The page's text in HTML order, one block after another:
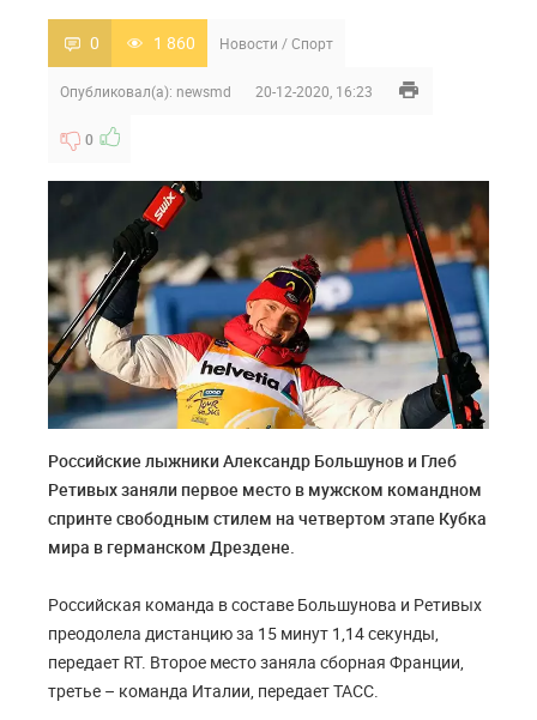
0 1 860 Новости /Спорт
Опубликовал(а): newsmd 20-12-2020, 16:23
0
Российские лыжники Александр Большунов и Глеб
Ретивых заняли первое место в мужском командном
спринте свободным стилем на четвертом этапе Кубка
мира в германском Дрездене.
Российская команда в составе Большунова и Ретивых
преодолела дистанцию за 15 минут 1,14 секунды,
передает RT. Второе место заняла сборная Франции,
третье – команда Италии, передает ТАСС.